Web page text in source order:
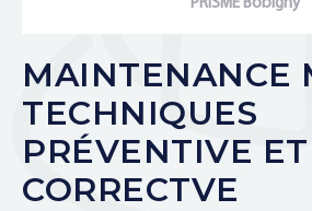
MAINTENANCE
TECHNIQUES
PRÉVENTIVE ET
CORRECTVE
PRISME Bobigny